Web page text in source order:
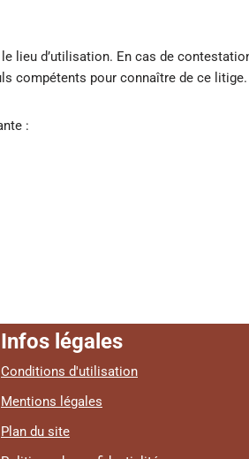
lieu d’utilisation. En cas de
compétents pour connaître de ce litige.
:
Infos légales
Conditions d'utilisation
Mentions légales
Plan du site